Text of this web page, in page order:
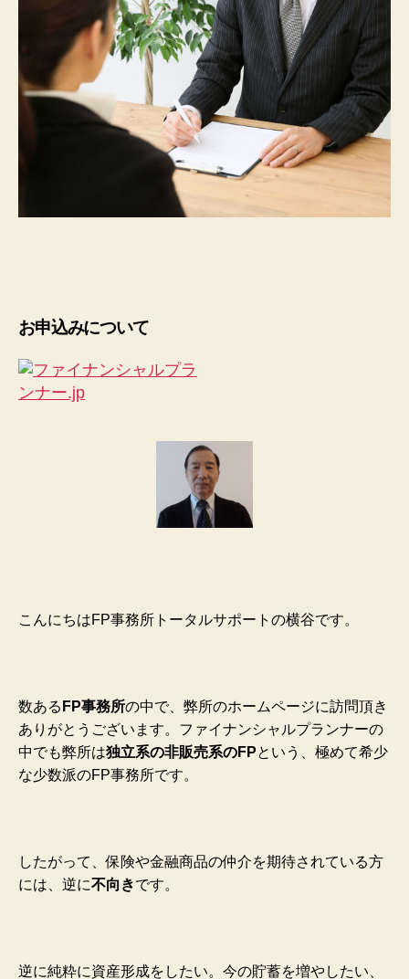
お申込みについて
こんにちはFP事務所トータルサポートの横谷です。
数ある FP事務所の中で、弊所のホームページに訪問頂き
ありがとうございます。ファイナンシャルプランナーの
中でも弊所は独立系の非販売系のFPという、極めて希少
な少数派のFP事務所です。
したがって、保険や金融商品の仲介を期待されている方
には、逆に不向きです。
逆に純粋に資産形成をしたい。今の貯蓄を増やしたい、